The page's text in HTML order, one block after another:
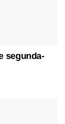
segunda-